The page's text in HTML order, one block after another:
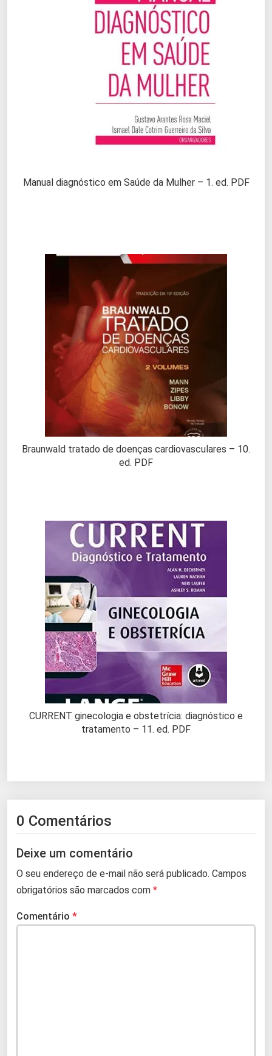
Manual diagnóstico em Saúde da Mulher – 1. ed. PDF
Braunwald tratado de doenças cardiovasculares – 10.
ed. PDF
CURRENT ginecologia e obstetrícia: diagnóstico e
tratamento – 11. ed. PDF
0 Comentários
Deixe um comentário
O seu endereço de e-mail não será publicado. Campos
obrigatórios são marcados com *
Comentário *